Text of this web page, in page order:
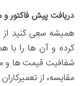
دریافت پیش فاکتور
همیشه سعی کنید از
کرده و آن ها را با
شفافیت قیمت ها و
مقایسه، از